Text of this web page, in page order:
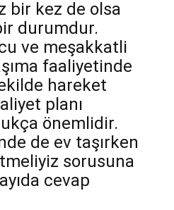
bir kez de olsa
durumdur.
ve meşakkatli
faaliyetinde
hareket
planı
önemlidir.
de ev taşırken
sorusuna
cevap